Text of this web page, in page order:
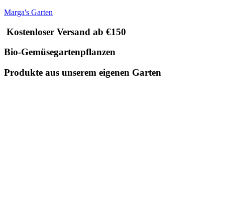
Marga's Garten
Kostenloser Versand ab €150
Bio-Gemüsegartenpflanzen
Produkte aus unserem eigenen Garten